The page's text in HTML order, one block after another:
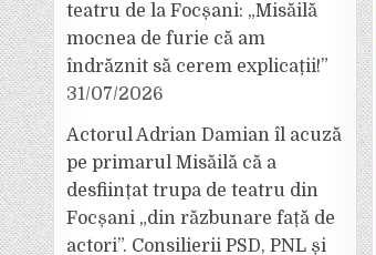
teatru de la Focșani: „Misăilă
mocnea de furie că am
îndrăznit să cerem explicații!”
31/07/2026
Actorul Adrian Damian îl acuză
pe primarul Misăilă că a
desființat trupa de teatru din
Focșani „din răzbunare față de
actori”. Consilierii PSD, PNL și